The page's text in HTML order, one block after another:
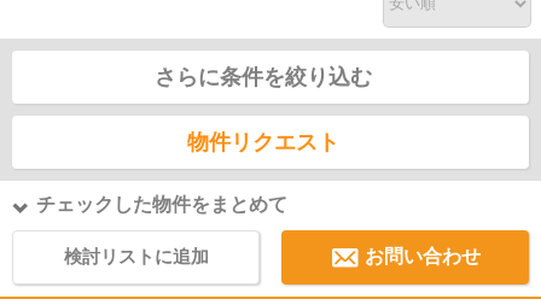
さらに条件を絞り込む
物件リクエスト
チェックした物件をまとめて
検討リストに追加 お問い合わせ